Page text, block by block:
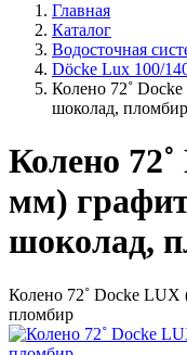
Главная
Каталог
Водосточная
Döсkе Luх 100/
Колено 72˚
шоколад, пломбир
Колено
мм)
шоколад,
Колено 72˚ Docke LUX
пломбир